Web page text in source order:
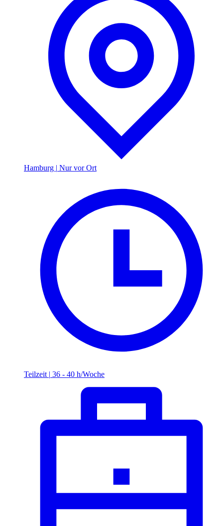
Hamburg | Nur vor Ort
Teilzeit | 36 - 40 h/Woche